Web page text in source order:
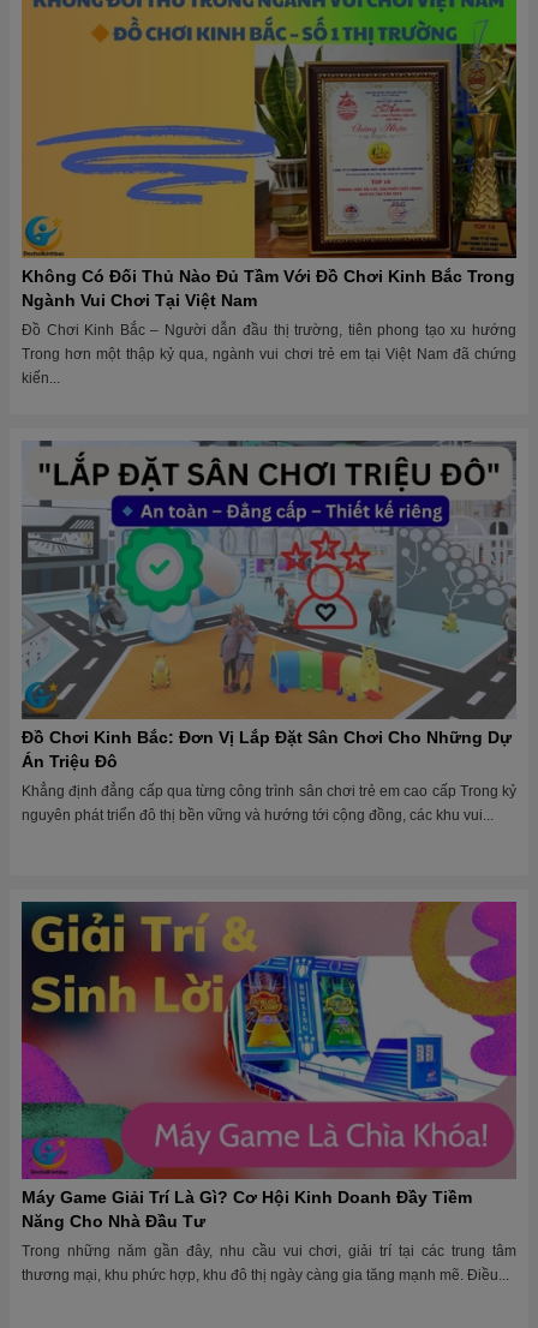
Không Có Đối Thủ Nào Đủ Tầm Với Đồ Chơi Kinh Bắc Trong
Ngành Vui Chơi Tại Việt Nam
Đồ Chơi Kinh Bắc – Người dẫn đầu thị trường, tiên phong tạo xu hướng
Trong hơn một thập kỷ qua, ngành vui chơi trẻ em tại Việt Nam đã chứng
kiến...
Đồ Chơi Kinh Bắc: Đơn Vị Lắp Đặt Sân Chơi Cho Những Dự
Án Triệu Đô
Khẳng định đẳng cấp qua từng công trình sân chơi trẻ em cao cấp Trong kỷ
nguyên phát triển đô thị bền vững và hướng tới cộng đồng, các khu vui...
Máy Game Giải Trí Là Gì? Cơ Hội Kinh Doanh Đầy Tiềm
Năng Cho Nhà Đầu Tư
Trong những năm gần đây, nhu cầu vui chơi, giải trí tại các trung tâm
thương mại, khu phức hợp, khu đô thị ngày càng gia tăng mạnh mẽ. Điều...